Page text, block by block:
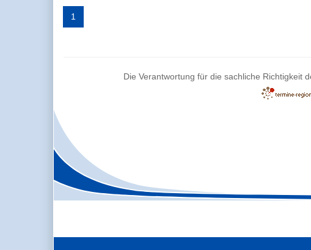
1
Die Verantwortung für die sachliche Richtigkeit